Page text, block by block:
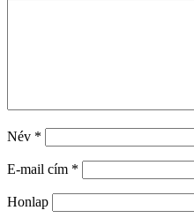
Név *
E-mail cím *
Honlap